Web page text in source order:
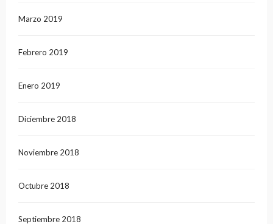
Marzo 2019
Febrero 2019
Enero 2019
Diciembre 2018
Noviembre 2018
Octubre 2018
Septiembre 2018